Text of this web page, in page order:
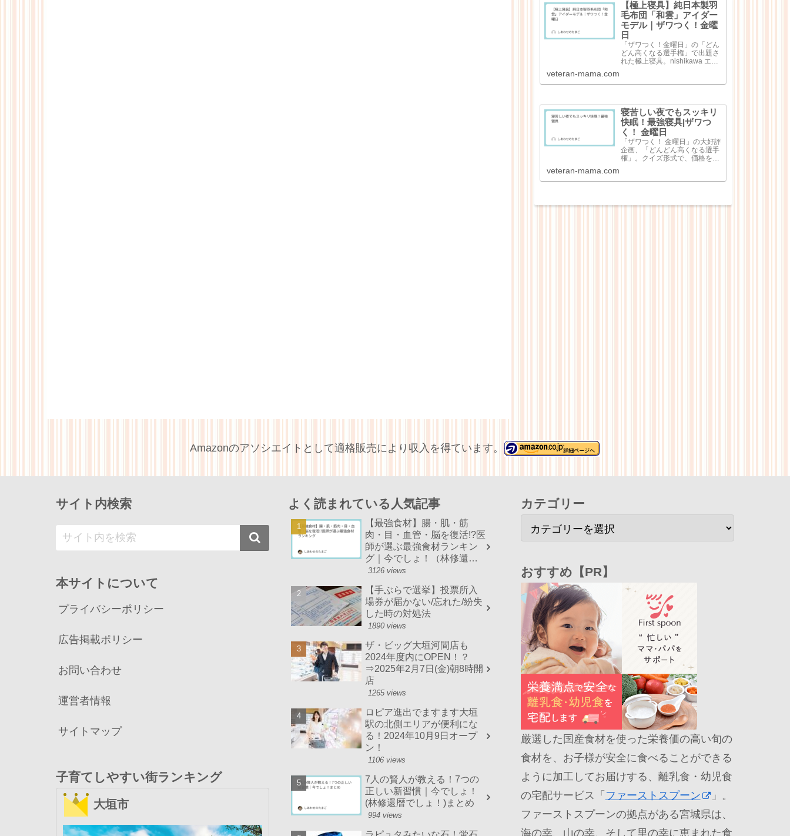
【極上寝具】純日本製羽
毛布団「和雲」アイダー
モデル｜ザワつく！金曜
日
「ザワつく！金曜日」の「どん
どん高くなる選手権」で出題さ
れた極上寝具。nishikawa エア
パジャマ（8万8000円）シルキ
万6500円）純日本...
veteran-mama.com
寝苦しい夜でもスッキリ
快眠！最強寝具|ザワつ
く！ 金曜日
「ザワつく！ 金曜日」の大好評
企画、「どんどん高くなる選手
権」。クイズ形式で、価格を当
が出てくる点が特徴なのです
として寝具4点が紹介...
veteran-mama.com
Amazonのアソシエイトとして適格販売により収入を得ています。
サイト内検索
本サイトについて
プライバシーポリシー
広告掲載ポリシー
お問い合わせ
運営者情報
サイトマップ
子育てしやすい街ランキング
大垣市
よく読まれている人気記事
【最強食材】腸・肌・筋
肉・目・血管・脳を復活!?医
師が選ぶ最強食材ランキン
グ｜今でしょ！（林修還暦
でしょ！）まとめ
3126 views
【手ぶらで選挙】投票所入
場券が届かない/忘れた/紛失
した時の対処法
1890 views
ザ・ビッグ大垣河間店も
2024年度内にOPEN！？
⇒2025年2月7日(金)朝8時開
店
1265 views
ロピア進出でますます大垣
駅の北側エリアが便利にな
る！2024年10月9日オープ
ン！
1106 views
7人の賢人が教える！7つの
正しい新習慣｜今でしょ！
(林修還暦でしょ！)まとめ
994 views
カテゴリー
おすすめ【PR】
厳選した国産食材を使った栄養価の高い旬の
食材を、お子様が安全に食べることができる
ように加工してお届けする、離乳食・幼児食
の宅配サービス「 ファーストスプーン
」。
ファーストスプーンの拠点がある宮城県は、
海の幸、山の幸、そして里の幸に恵まれた食